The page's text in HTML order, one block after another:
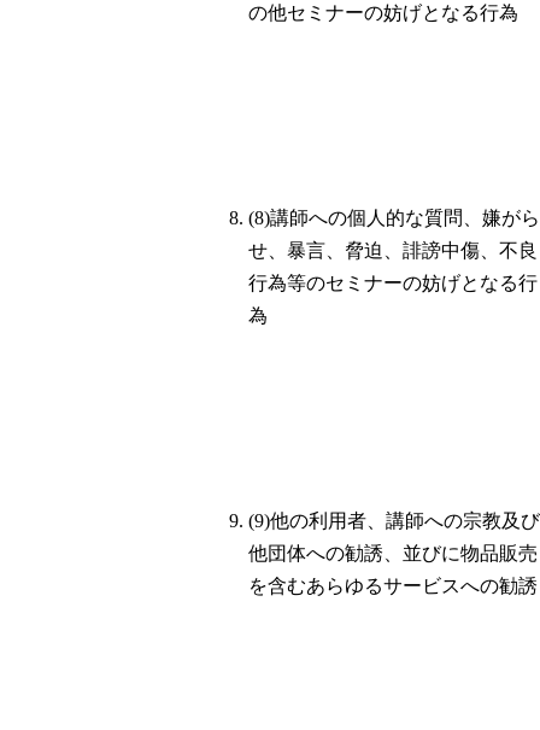
の他セミナーの妨げとなる行為
(8)講師への個人的な質問、嫌がら
せ、暴言、脅迫、誹謗中傷、不良
行為等のセミナーの妨げとなる行
為
(9)他の利用者、講師への宗教及び
他団体への勧誘、並びに物品販売
を含むあらゆるサービスへの勧誘